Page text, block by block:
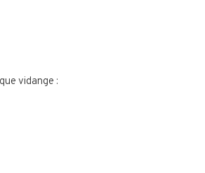
vidange :